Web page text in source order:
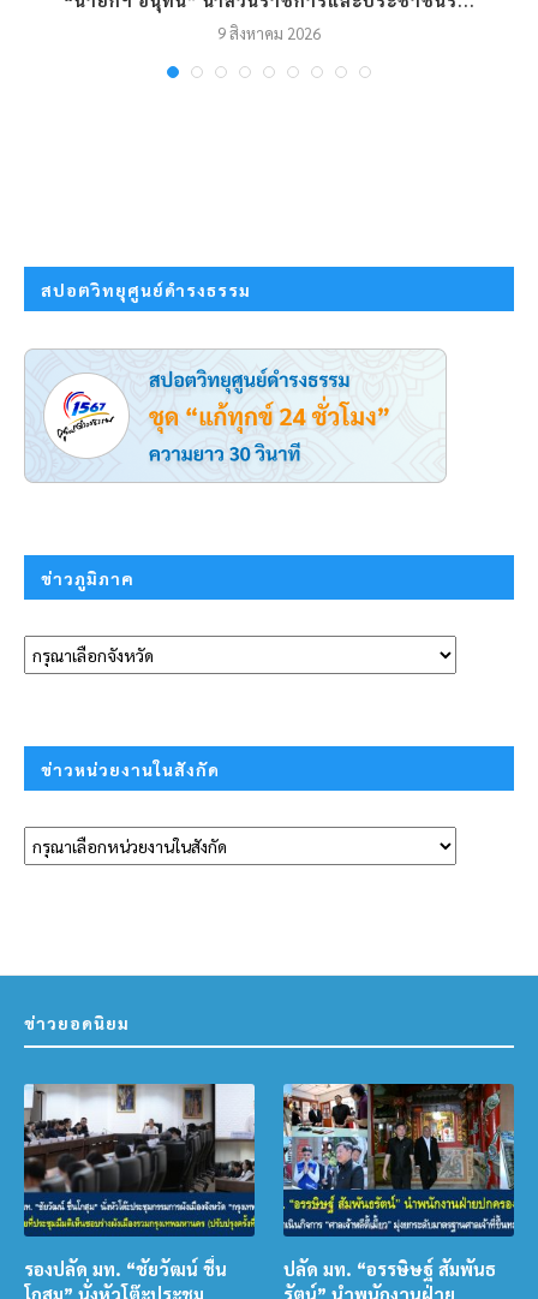
9 สิงหาคม 2026
สปอตวิทยุศูนย์ดำรงธรรม
ข่าวภูมิภาค
ข่าวหน่วยงานในสังกัด
ข่าวยอดนิยม
รองปลัด มท. “ชัยวัฒน์ ชื่น
โกสุม” นั่งหัวโต๊ะประชุม
ปลัด มท. “อรรษิษฐ์ สัมพันธ
รัตน์” นำพนักงานฝ่าย